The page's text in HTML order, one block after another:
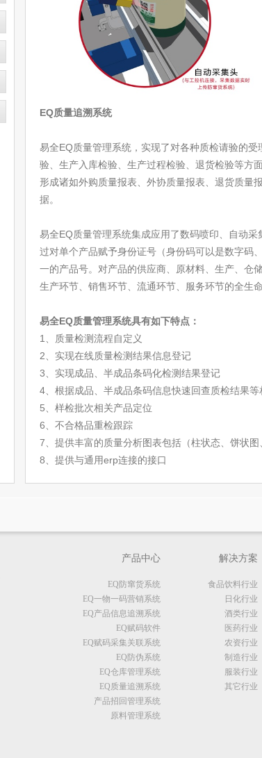
EQ质量追溯系统
易全EQ质量管理系统，实现了对各种质检请验的
验、生产入库检验、生产过程检验、退货检验等方
形成诸如外购质量报表、外协质量报表、退货质量
据。
易全EQ质量管理系统集成应用了数码喷印、自动
过对单个产品赋予身份证号（身份码可以是数字码
一的产品号。对产品的供应商、原材料、生产、仓
生产环节、销售环节、流通环节、服务环节的全生命
易全EQ质量管理系统具有如下特点：
1、质量检测流程自定义
2、实现在线质量检测结果信息登记
3、实现成品、半成品条码化检测结果登记
4、根据成品、半成品条码信息快速回查质检结果等
5、样检批次相关产品定位
6、不合格品重检跟踪
7、提供丰富的质量分析图表包括（柱状态、饼状图
8、提供与通用erp连接的接口
产品中心 解决方案
EQ防窜货系统
EQ一物一码营销系统
EQ产品信息追溯系统
EQ赋码软件
EQ赋码采集关联系统
EQ防伪系统
EQ仓库管理系统
EQ质量追溯系统
产品招回管理系统
原料管理系统
食品饮料行业
日化行业
酒类行业
医药行业
农资行业
制造行业
服装行业
其它行业